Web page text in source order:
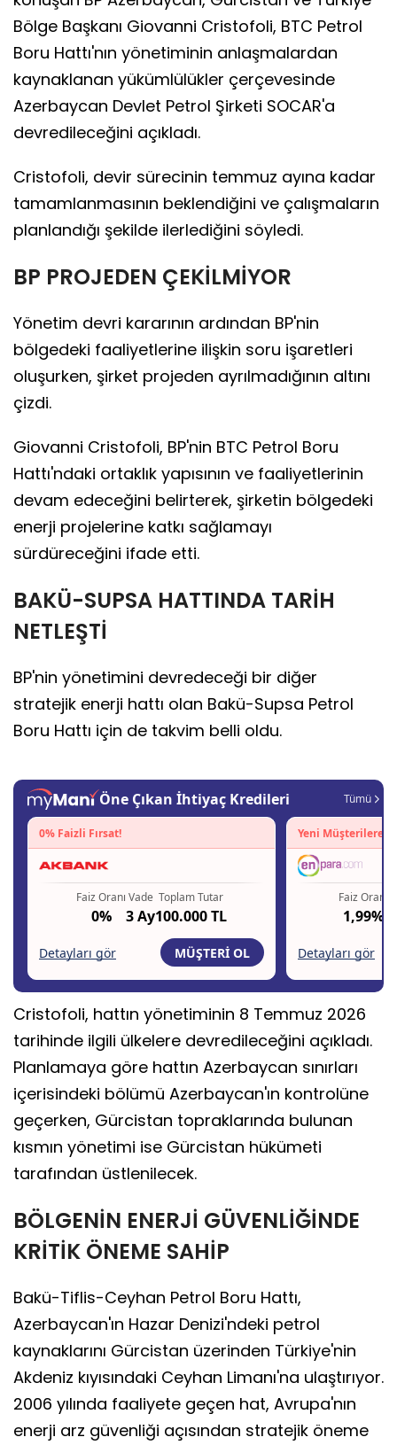
Bölge Başkanı Giovanni Cristofoli, BTC Petrol
Boru Hattı'nın yönetiminin anlaşmalardan
kaynaklanan yükümlülükler çerçevesinde
Azerbaycan Devlet Petrol Şirketi SOCAR'a
devredileceğini açıkladı.
Cristofoli, devir sürecinin temmuz ayına kadar
tamamlanmasının beklendiğini ve çalışmaların
planlandığı şekilde ilerlediğini söyledi.
BP PROJEDEN ÇEKİLMİYOR
Yönetim devri kararının ardından BP'nin
bölgedeki faaliyetlerine ilişkin soru işaretleri
oluşurken, şirket projeden ayrılmadığının altını
çizdi.
Giovanni Cristofoli, BP'nin BTC Petrol Boru
Hattı'ndaki ortaklık yapısının ve faaliyetlerinin
devam edeceğini belirterek, şirketin bölgedeki
enerji projelerine katkı sağlamayı
sürdüreceğini ifade etti.
BAKÜ-SUPSA HATTINDA TARİH
NETLEŞTİ
BP'nin yönetimini devredeceği bir diğer
stratejik enerji hattı olan Bakü-Supsa Petrol
Boru Hattı için de takvim belli oldu.
Cristofoli, hattın yönetiminin 8 Temmuz 2026
tarihinde ilgili ülkelere devredileceğini açıkladı.
Planlamaya göre hattın Azerbaycan sınırları
içerisindeki bölümü Azerbaycan'ın kontrolüne
geçerken, Gürcistan topraklarında bulunan
kısmın yönetimi ise Gürcistan hükümeti
tarafından üstlenilecek.
BÖLGENİN ENERJİ GÜVENLİĞİNDE
KRİTİK ÖNEME SAHİP
Bakü-Tiflis-Ceyhan Petrol Boru Hattı,
Azerbaycan'ın Hazar Denizi'ndeki petrol
kaynaklarını Gürcistan üzerinden Türkiye'nin
Akdeniz kıyısındaki Ceyhan Limanı'na ulaştırıyor.
2006 yılında faaliyete geçen hat, Avrupa'nın
enerji arz güvenliği açısından stratejik öneme